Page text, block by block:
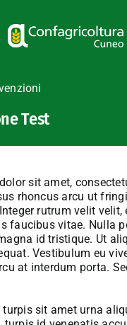
Test
sit amet,
rhoncus arcu ut
rutrum velit velit,
faucibus vitae. Nulla
id tristique. Ut
Vestibulum eu
at interdum porta.
turpis sit amet urna